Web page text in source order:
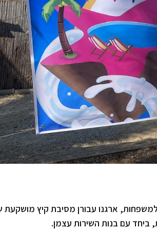
ארגנו עבורן מסיבת קיץ מושקעת
עם בנות השירות עצמן.